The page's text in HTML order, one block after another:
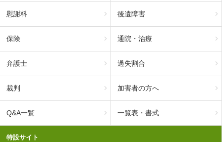
慰謝料 後遺障害
保険 通院・治療
弁護士 過失割合
裁判 加害者の方へ
Q&A一覧 一覧表・書式
特設サイト